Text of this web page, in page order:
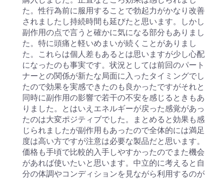
た。性行為前に服用することで勃起力がかなり改善
されましたし持続時間も延びたと思います。しかし
副作用の点で言うと確かに気になる部分もありまし
た。特に頭痛と軽いめまいが続くことがありまし
た。これらは個人差もあるとは思いますが少し心配
になったのも事実です。状況としては前回のパート
ナーとの関係が新たな局面に入ったタイミングでし
たので効果を実感できたのも良かったですがそれと
同時に副作用の影響で若干の不安を感じるときもあ
りました。とはいえエネルギーが戻った感覚があっ
たのは大変ポジティブでした。まとめると効果も感
じられましたが副作用もあったので全体的には満足
度は高い方ですが注意は必要な製品だと思います。
価格も手頃で比較的入手しやすかったのでまた機会
があれば使いたいと思います。中立的に考えると自
分の体調やコンディションを見ながら利用するのが